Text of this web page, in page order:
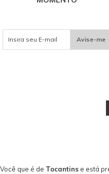
Avise-me
Você que é de Tocantins e está